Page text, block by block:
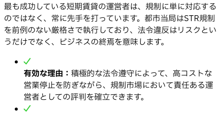
最も成功している短期賃貸の運営者は、規制に単に対応する
のではなく、常に先手を打っています。都市当局はSTR規制
を前例のない厳格さで執行しており、法令違反はリスクとい
うだけでなく、ビジネスの終焉を意味します。
有効な理由： 積極的な法令遵守によって、高コストな
営業停止を防ぎながら、規制市場において責任ある運
営者としての評判を確立できます。